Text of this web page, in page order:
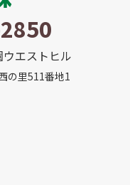
ウエストヒル
の里511番地1